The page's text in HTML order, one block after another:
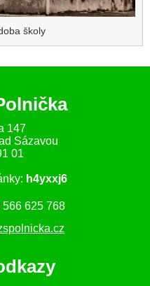
školy
147
Sázavou
01
h4yxxj6
625 768